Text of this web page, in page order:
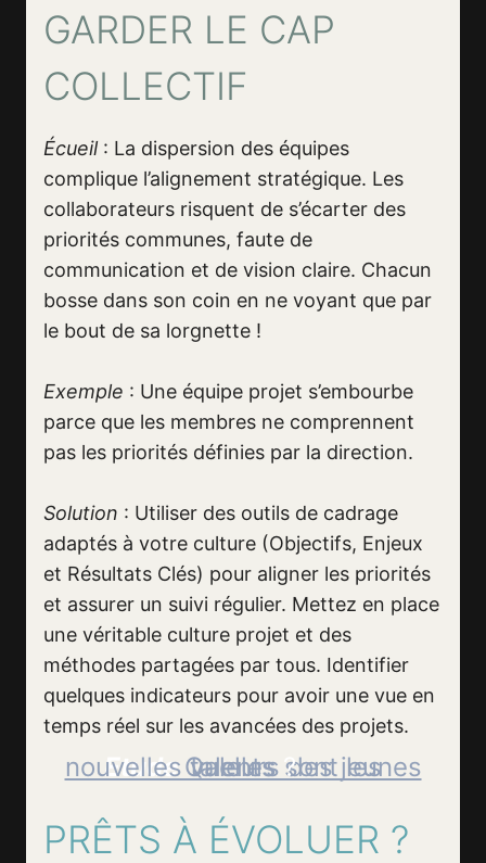
GARDER LE CAP
COLLECTIF
Écueil : La dispersion des équipes
complique l’alignement stratégique. Les
collaborateurs risquent de s’écarter des
priorités communes, faute de
communication et de vision claire. Chacun
bosse dans son coin en ne voyant que par
le bout de sa lorgnette !
Exemple : Une équipe projet s’embourbe
parce que les membres ne comprennent
pas les priorités définies par la direction.
Solution : Utiliser des outils de cadrage
adaptés à votre culture (Objectifs, Enjeux
et Résultats Clés) pour aligner les priorités
et assurer un suivi régulier. Mettez en place
une véritable culture projet et des
méthodes partagées par tous. Identifier
quelques indicateurs pour avoir une vue en
temps réel sur les avancées des projets.
Etude Quelles sont les nouvelles valeurs des jeunes talents ?
PRÊTS À ÉVOLUER ?